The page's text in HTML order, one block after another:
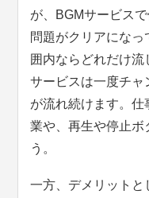
が、BGMサービス
問題がクリアにな
囲内ならどれだけ
サービスは一度チャ
が流れ続けます。
業や、再生や停止ボ
う。
一方、デメリットと